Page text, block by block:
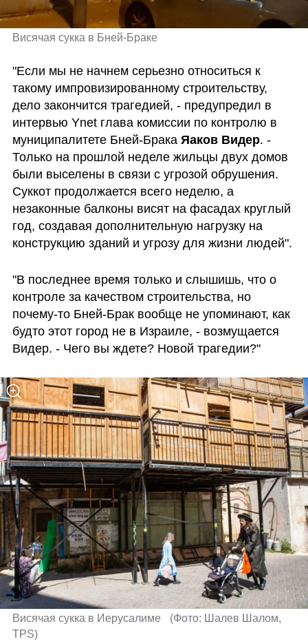
Висячая сукка в Бней-Браке
"Если мы не начнем серьезно относиться к
такому импровизированному строительству,
дело закончится трагедией, - предупредил в
интервью Ynet глава комиссии по контролю в
муниципалитете Бней-Брака Яаков Видер. -
Только на прошлой неделе жильцы двух домов
были выселены в связи с угрозой обрушения.
Суккот продолжается всего неделю, а
незаконные балконы висят на фасадах круглый
год, создавая дополнительную нагрузку на
конструкцию зданий и угрозу для жизни людей".
"В последнее время только и слышишь, что о
контроле за качеством строительства, но
почему-то Бней-Брак вообще не упоминают, как
будто этот город не в Израиле, - возмущается
Видер. - Чего вы ждете? Новой трагедии?"
Висячая сукка в Иерусалиме (Фото: Шалев Шалом,
TPS)